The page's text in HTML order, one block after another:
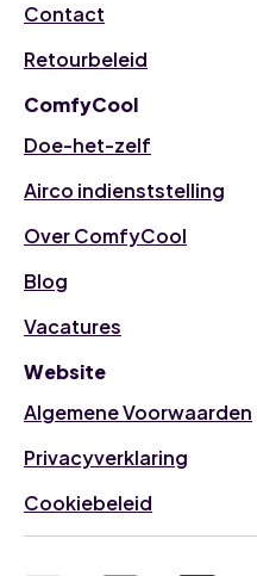
Contact
Retourbeleid
ComfyCool
Doe-het-zelf
Airco indienststelling
Over ComfyCool
Blog
Vacatures
Website
Algemene Voorwaarden
Privacyverklaring
Cookiebeleid